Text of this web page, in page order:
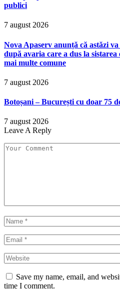
publici
7 august 2026
Nova Apaserv anunță că astăzi
după avaria care a dus la
mai multe comune
7 august 2026
Botoșani – București cu doar 75
7 august 2026
Leave A Reply
Save my name, email, and
time I comment.